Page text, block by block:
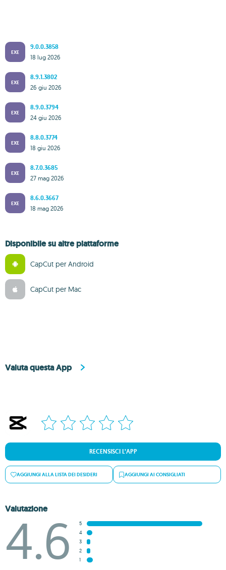
EXE
9.0.0.3858
18 lug 2026
EXE
8.9.1.3802
26 giu 2026
EXE
8.9.0.3794
24 giu 2026
EXE
8.8.0.3774
18 giu 2026
EXE
8.7.0.3685
27 mag 2026
EXE
8.6.0.3667
18 mag 2026
Disponibile su altre piattaforme
CapCut per Android
CapCut per Mac
Valuta questa App
RECENSISCI L’APP
AGGIUNGI ALLA LISTA DEI DESIDERI AGGIUNGI AI CONSIGLIATI
Valutazione
4.6
5
4
3
2
1